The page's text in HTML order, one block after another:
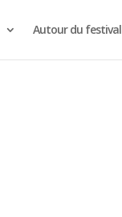
Autour du festival